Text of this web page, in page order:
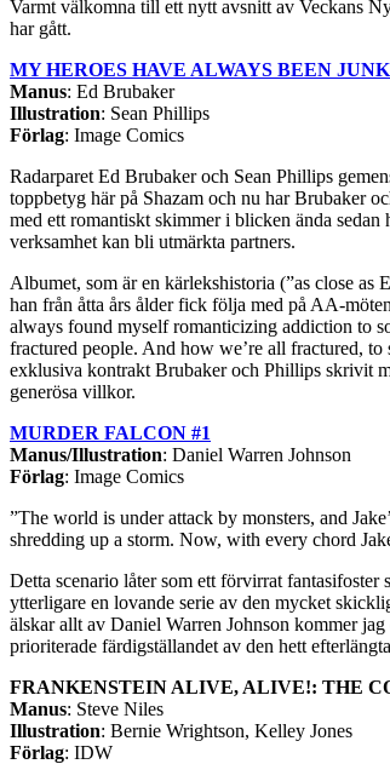
Varmt välkomna till ett nytt avsnitt av Veckans
har gått.
MY HEROES HAVE ALWAYS BEEN
Manus: Ed Brubaker
Illustration: Sean Phillips
Förlag: Image Comics
Radarparet Ed Brubaker och Sean Phillips
toppbetyg här på Shazam och nu har Brubaker
med ett romantiskt skimmer i blicken ända
verksamhet kan bli utmärkta partners.
Albumet, som är en kärlekshistoria (”as close
han från åtta års ålder fick följa med på AA-
always found myself romanticizing addiction to
fractured people. And how we’re all fractured, to
exklusiva kontrakt Brubaker och Phillips skrivit
generösa villkor.
MURDER FALCON #1
Manus/Illustration: Daniel Warren Johnson
Förlag: Image Comics
”The world is under attack by monsters, and
shredding up a storm. Now, with every chord
Detta scenario låter som ett förvirrat
ytterligare en lovande serie av den mycket
älskar allt av Daniel Warren Johnson kommer
prioriterade färdigställandet av den hett
FRANKENSTEIN ALIVE, ALIVE!: THE
Manus: Steve Niles
Illustration: Bernie Wrightson, Kelley Jones
Förlag: IDW